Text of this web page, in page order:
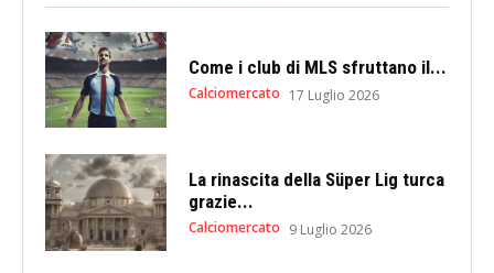
Come i club di MLS sfruttano il...
Calciomercato 17 Luglio 2026
La rinascita della Süper Lig turca
grazie...
Calciomercato 9 Luglio 2026